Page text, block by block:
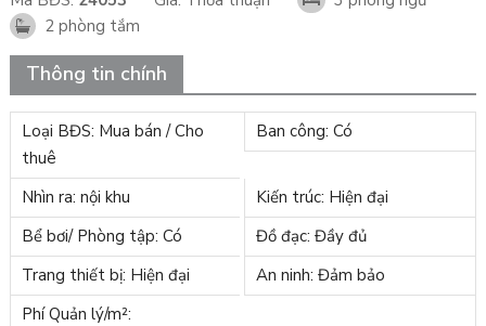
2 phòng tắm
Thông tin chính
Loại BĐS: Mua bán / Cho
thuê
Ban công: Có
Nhìn ra: nội khu
Kiến trúc: Hiện đại
Bể bơi/ Phòng tập: Có
Đồ đạc: Đầy đủ
Trang thiết bị: Hiện đại
An ninh: Đảm bảo
Phí Quản lý/m²: